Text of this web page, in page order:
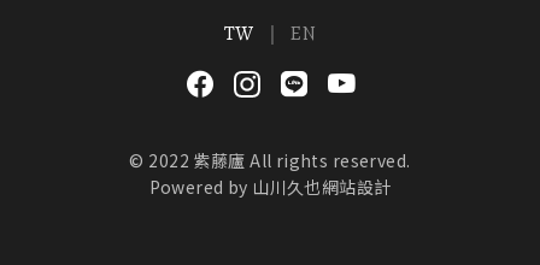
TW EN
© 2022 紫藤廬 All rights reserved.
Powered by 山川久也網站設計